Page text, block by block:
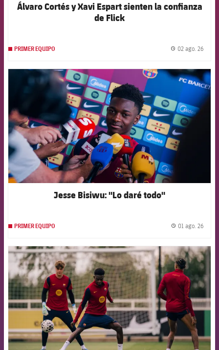
Álvaro Cortés y Xavi Espart sienten la confianza
de Flick
PRIMER EQUIPO 02 ago. 26
FCB Barcelona badge
Jesse Bisiwu: "Lo daré todo"
PRIMER EQUIPO 01 ago. 26
FCB Barcelona badge